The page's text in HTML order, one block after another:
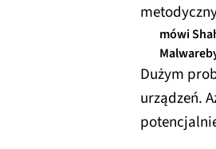
mówi
Dużym
urządzeń.